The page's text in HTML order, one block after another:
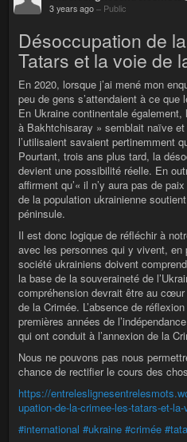
3 years ago – Public
Désoccupation de
Tatars et la voie de
En 2020, lorsque j’ai mené mon
peu de gens s’attendaient à ce
En Ukraine continentale également,
à Bakhtchisaray » semblait naïve
l’utilisaient savaient pertinemment
Pourtant, trois ans plus tard, la
devient une possibilité réelle. En
affirment qu’« il n’y aura pas de
de la population ukrainienne
péninsule.
Il est donc logique de réfléchir à
avec les personnes qui y vivent, en
société ukrainiens doivent
la base de la souveraineté de
compréhension devrait être au cœur
de la Crimée. L’absence de
premières années de
qui ont conduit à l’annexion de la
Nous ne pouvons pas nous
chance de rectifier le cours des
https://
upation-de-la-crimee-les-tatars-et-
#international #ukraine #crimée